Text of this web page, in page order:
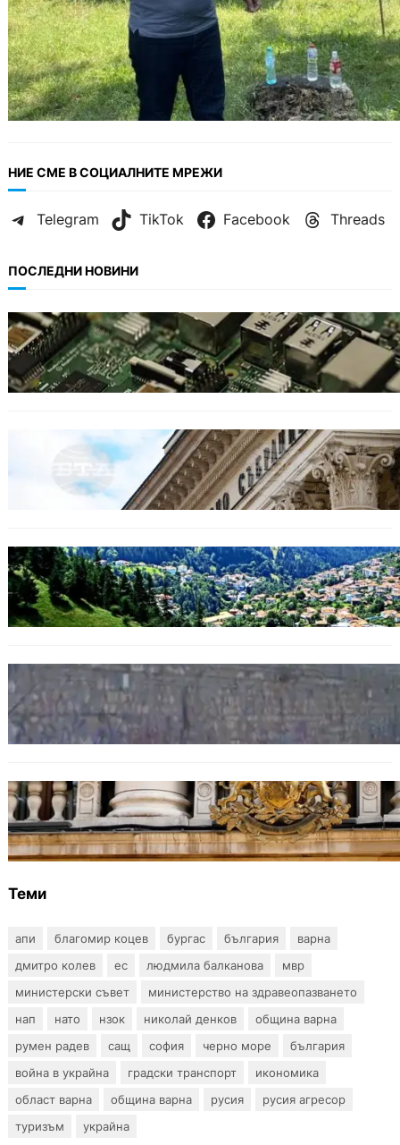
НИЕ СМЕ В СОЦИАЛНИТЕ МРЕЖИ
Telegram TikTok Facebook Threads
ПОСЛЕДНИ НОВИНИ
ИКОНОМИКА
Кои българи се осигуряват на новия таван
от 2300 евро.
БЕЗ КАТЕГОРИЯ
Дрон се взриви край Кардам: България
търси отговори за произхода му.
БЪЛГАРИЯ
Полицията алармира за нова схема с
фалшиви лечители и „вълшебни“ мехлеми
БЪЛГАРИЯ
Ограничават движението по улица
„Вълноломна“ във Варна
БЪЛГАРИЯ
Дрон навлезе в България край границата с
Румъния
Теми
апи благомир коцев бургас българия
варна
дмитро колев
ес людмила балканова
мвр
министерски съвет
министерство на здравеопазването
нап
нато нзок николай денков
община варна
румен радев
сащ софия черно море
българия
война в украйна
градски транспорт
икономика
област варна
община варна русия
русия агресор
туризъм
украйна